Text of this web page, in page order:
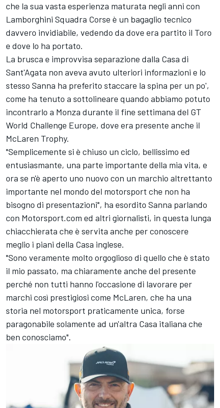
che la sua vasta esperienza maturata negli anni con
Lamborghini Squadra Corse è un bagaglio tecnico
davvero invidiabile, vedendo da dove era partito il Toro
e dove lo ha portato.
La brusca e improvvisa separazione dalla Casa di
Sant'Agata non aveva avuto ulteriori informazioni e lo
stesso Sanna ha preferito staccare la spina per un po',
come ha tenuto a sottolineare quando abbiamo potuto
incontrarlo a Monza durante il fine settimana del GT
World Challenge Europe, dove era presente anche il
McLaren Trophy.
"Semplicemente si è chiuso un ciclo, bellissimo ed
entusiasmante, una parte importante della mia vita, e
ora se n'è aperto uno nuovo con un marchio altrettanto
importante nel mondo del motorsport che non ha
bisogno di presentazioni", ha esordito Sanna parlando
con Motorsport.com ed altri giornalisti, in questa lunga
chiacchierata che è servita anche per conoscere
meglio i piani della Casa inglese.
"Sono veramente molto orgoglioso di quello che è stato
il mio passato, ma chiaramente anche del presente
perché non tutti hanno l'occasione di lavorare per
marchi così prestigiosi come McLaren, che ha una
storia nel motorsport praticamente unica, forse
paragonabile solamente ad un'altra Casa italiana che
ben conosciamo".